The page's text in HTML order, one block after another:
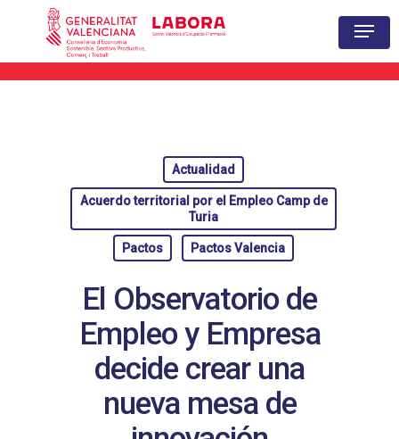
Actualidad
Acuerdo territorial por el Empleo Camp de
Turia
Pactos Pactos Valencia
El Observatorio de
Empleo y Empresa
decide crear una
nueva mesa de